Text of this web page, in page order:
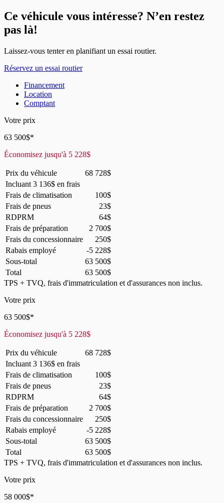
Ce véhicule vous intéresse? N’en restez
pas là!
Laissez-vous tenter en planifiant un essai routier.
Réservez un essai routier
Financement
Location
Comptant
Votre prix
63 500$*
Économisez jusqu'à 5 228$
Prix du véhicule 68 728$
Incluant 3 136$ en frais
Frais de climatisation
100$
Frais de pneus
23$
RDPRM
64$
Frais de préparation
2 700$
Frais du concessionnaire
250$
Rabais employé
-5 228$
Sous-total
63 500$
Total
63 500$
TPS + TVQ, frais d'immatriculation et d'assurances non inclus.
Votre prix
63 500$*
Économisez jusqu'à 5 228$
Prix du véhicule 68 728$
Incluant 3 136$ en frais
Frais de climatisation
100$
Frais de pneus
23$
RDPRM
64$
Frais de préparation
2 700$
Frais du concessionnaire
250$
Rabais employé
-5 228$
Sous-total
63 500$
Total
63 500$
TPS + TVQ, frais d'immatriculation et d'assurances non inclus.
Votre prix
58 000$*